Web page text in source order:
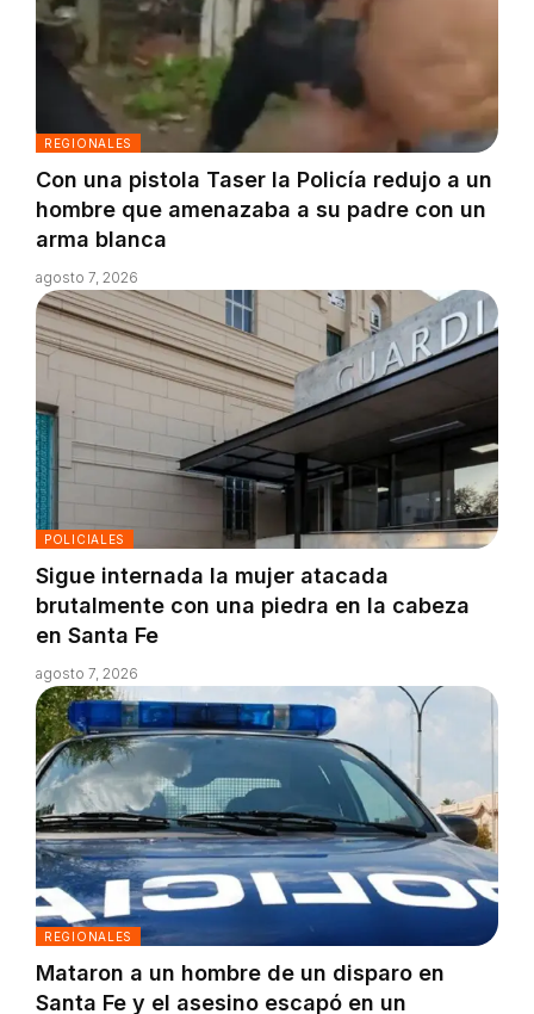
REGIONALES
Con una pistola Taser la Policía redujo a un
hombre que amenazaba a su padre con un
arma blanca
agosto 7, 2026
POLICIALES
Sigue internada la mujer atacada
brutalmente con una piedra en la cabeza
en Santa Fe
agosto 7, 2026
REGIONALES
Mataron a un hombre de un disparo en
Santa Fe y el asesino escapó en un